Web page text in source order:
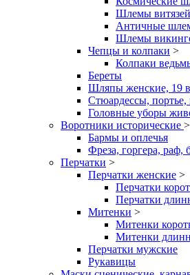
Шлемы витязей
Античные
Шлемы
Чепцы и колпаки >
Колпаки
Береты
Шляпы женские, 19
Стюардессы, портье,
Головные уборы
Воротники исторические >
Бармы и оплечья
Фреза, горгера, раф,
Перчатки >
Перчатки женские >
Перчатки
Перчатки
Митенки >
Митенки
Митенки
Перчатки мужские
Рукавицы